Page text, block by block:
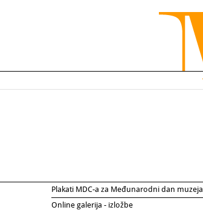
Plakati MDC-a za Međunarodni dan muzeja
Online galerija - izložbe